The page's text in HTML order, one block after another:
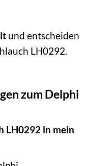
und entscheiden
LH0292.
zum Delphi
LH0292 in mein